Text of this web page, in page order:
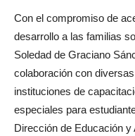
Con el compromiso de
desarrollo a las familias
Soledad de Graciano
colaboración con
instituciones de
especiales para
Dirección de Educación